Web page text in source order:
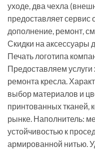
уходе, два чехла
предоставляет сервис
дополнение, ремонт,
Скидки на аксессуары
Печать логотипа
Предоставляем услуги
ремонта кресла.
выбор материалов и
принтованных тканей,
рынке. Наполнитель:
устойчивостью к
армированной нитью.